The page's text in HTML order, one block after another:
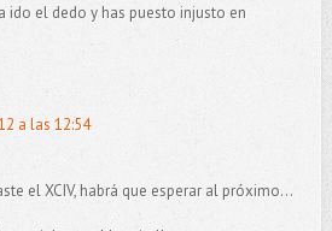
ido el dedo y has puesto injusto en
a las 12:54
el XCIV, habrá que esperar al próximo...